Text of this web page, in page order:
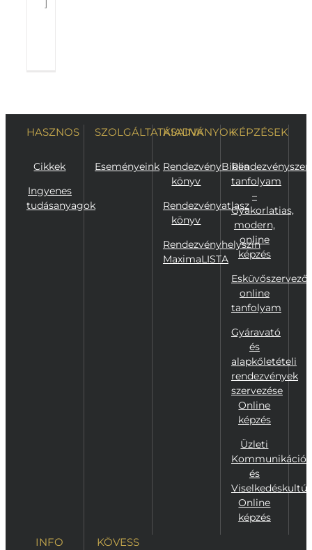
]
HASZNOS
Cikkek
Ingyenes
tudásanyagok
SZOLGÁLTATÁSAINK
Eseményeink
KIADVÁNYOK
RendezvényBiblia
könyv
Rendezvényatlasz
könyv
Rendezvényhelyszín
MaximaLISTA
KÉPZÉSEK
tanfolyam
–
Gyakorlatias,
modern,
online
képzés
Esküvőszervező
online
tanfolyam
Gyáravató
és
alapkőletételi
rendezvények
szervezése
Online
képzés
Üzleti
Kommunikáció
és
Online
képzés
INFO
KÖVESS